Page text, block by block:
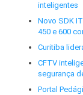
inteligentes
Novo SDK
450 e 600
Curitiba
CFTV
segurança
Portal